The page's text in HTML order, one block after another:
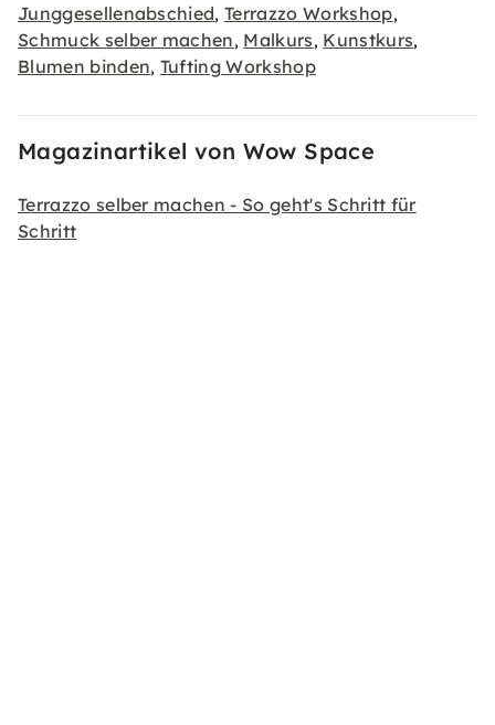
Junggesellenabschied,Terrazzo Workshop,
Schmuck selber machen, Malkurs, Kunstkurs,
Blumen binden, Tufting Workshop
Magazinartikel von Wow Space
Terrazzo selber machen - So geht's Schritt für
Schritt